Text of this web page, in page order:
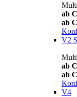
ab
ab
V2 S
ab
ab
V4